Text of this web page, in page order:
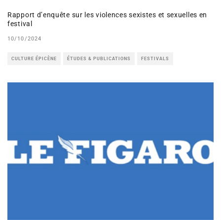
Rapport d’enquête sur les violences sexistes et sexuelles en
festival
10/10/2024
CULTURE ÉPICÈNE ÉTUDES & PUBLICATIONS FESTIVALS